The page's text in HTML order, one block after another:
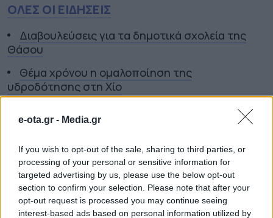
e-ota.gr - Media.gr
If you wish to opt-out of the sale, sharing to third parties, or
processing of your personal or sensitive information for
targeted advertising by us, please use the below opt-out
section to confirm your selection. Please note that after your
opt-out request is processed you may continue seeing
interest-based ads based on personal information utilized by
ΟΛΕΣ ΟΙ ΕΙΔΗΣΕΙΣ
Διαβουλεύσεις για τα δημοτικά σχολεία της
Θάσου
Θέμα χρόνου η ομαλοποίηση της
υδροδότησης στη Χίο
αποκατάσταση δασών ο Ν. Χαρδαλιάς
TAGS: ΓΙΑΝΝΗΣ ΜΥΛΩΝΑΚΗΣ
ΔΗΜΟΣ ΑΓΙΑΣ
ΠΑΡΑΣΚΕΥΗΣ